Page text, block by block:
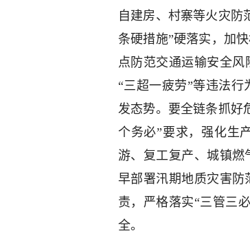
自建房、村寨等火灾防
条硬措施”硬落实，加
点防范交通运输安全
“三超一疲劳”等违法
发态势。要全链条抓好
个务必”要求，强化生
游、复工复产、城镇
早部署汛期地质灾害防
责，严格落实“三管三
全。